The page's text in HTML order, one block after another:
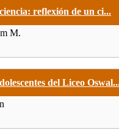
reflexión de un ci...
M.
del Liceo